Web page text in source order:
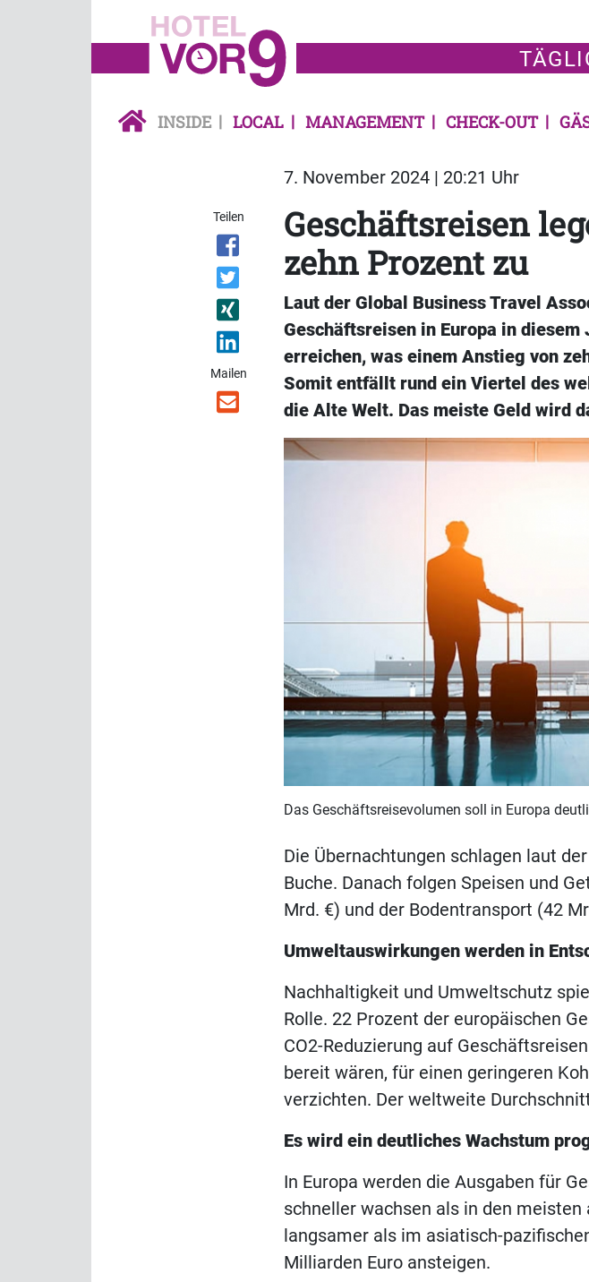
INSIDE LOCAL MANAGEMENT CHECK-OUT
7. November 2024 | 20:21 Uhr
Teilen
Mailen
Geschäftsreisen
zehn Prozent zu
Laut der Global Business Travel
Geschäftsreisen in Europa in
erreichen, was einem Anstieg von
Somit entfällt rund ein Viertel des
die Alte Welt. Das meiste Geld wird
Das Geschäftsreisevolumen soll in Europa
Die Übernachtungen schlagen laut
Buche. Danach folgen Speisen und
Mrd. €) und der Bodentransport (42
Umweltauswirkungen werden in
Nachhaltigkeit und Umweltschutz
Rolle. 22 Prozent der europäischen
CO2-Reduzierung auf
bereit wären, für einen geringeren
verzichten. Der weltweite
Es wird ein deutliches Wachstum
In Europa werden die Ausgaben für
schneller wachsen als in den meisten
langsamer als im asiatisch-
Milliarden Euro ansteigen.